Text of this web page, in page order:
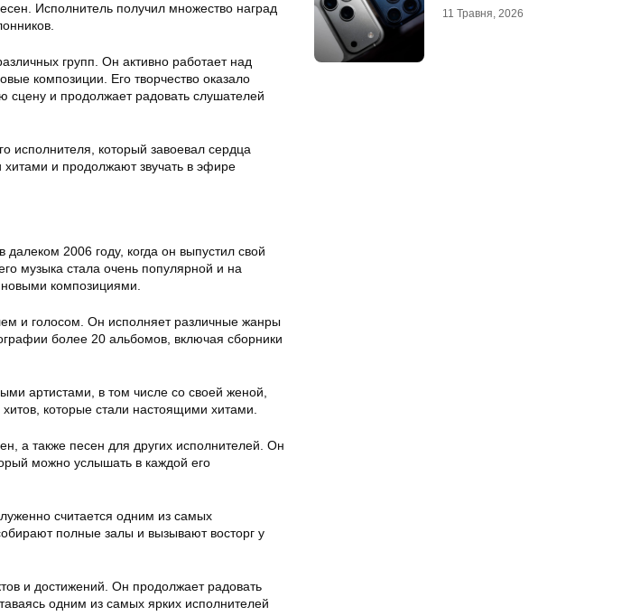
Исполнитель получил множество наград
групп. Он активно работает над
композиции. Его творчество оказало
сцену и продолжает радовать слушателей
исполнителя, который завоевал сердца
и продолжают звучать в эфире
2006 году, когда он выпустил свой
музыка стала очень популярной и на
новыми композициями.
и голосом. Он исполняет различные жанры
более 20 альбомов, включая сборники
артистами, в том числе со своей женой,
которые стали настоящими хитами.
а также песен для других исполнителей. Он
можно услышать в каждой его
считается одним из самых
полные залы и вызывают восторг у
и достижений. Он продолжает радовать
одним из самых ярких исполнителей
11 Травня, 2026